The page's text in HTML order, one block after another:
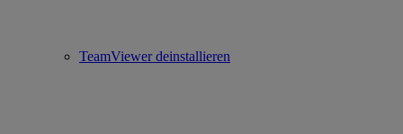
TeamViewer deinstallieren